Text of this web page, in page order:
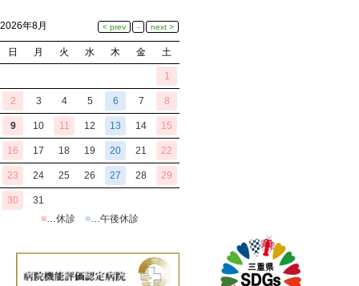
2026年8月
日 月 火 水 木 金 土
1
2 3 4 5 6 7 8
9 10 11 12 13 14 15
16 17 18 19 20 21 22
23 24 25 26 27 28 29
30
31
■…休診 ■…午後休診